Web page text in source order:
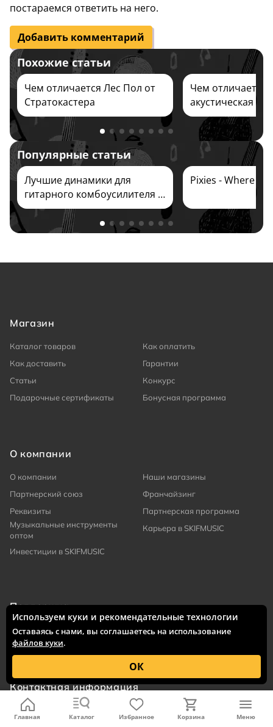
Главная Каталог Избранное Корзина Меню
постараемся ответить на него.
Добавить комментарий
Похожие статьи
Чем отличается Лес Пол от
Стратокастера
Чем отличается
акустическая
классической
Популярные статьи
Лучшие динамики для
гитарного комбоусилителя и
кабинета 2026
Pixies - Where Is
Магазин
Каталог товаров
Как оплатить
Как доставить
Гарантии
Статьи
Конкурс
Подарочные сертификаты
Бонусная программа
О компании
О компании
Наши магазины
Партнерский союз
Франчайзинг
Реквизиты
Партнерская программа
Музыкальные инструменты
оптом
Карьера в SKIFMUSIC
Инвестиции в SKIFMUSIC
Поддержка
Оставить заявку
FAQ по доставке из США
Публичная оферта
Контактная информация
Москва
Используем куки и рекомендательные технологии
Оставаясь с нами, вы соглашаетесь на использование
файлов куки.
ОК